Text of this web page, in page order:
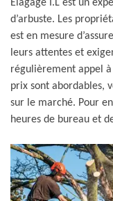
Elagage I.L est un
d’arbuste. Les
est en mesure
leurs attentes et
régulièrement appel
prix sont abordables,
sur le marché. Pour
heures de bureau et